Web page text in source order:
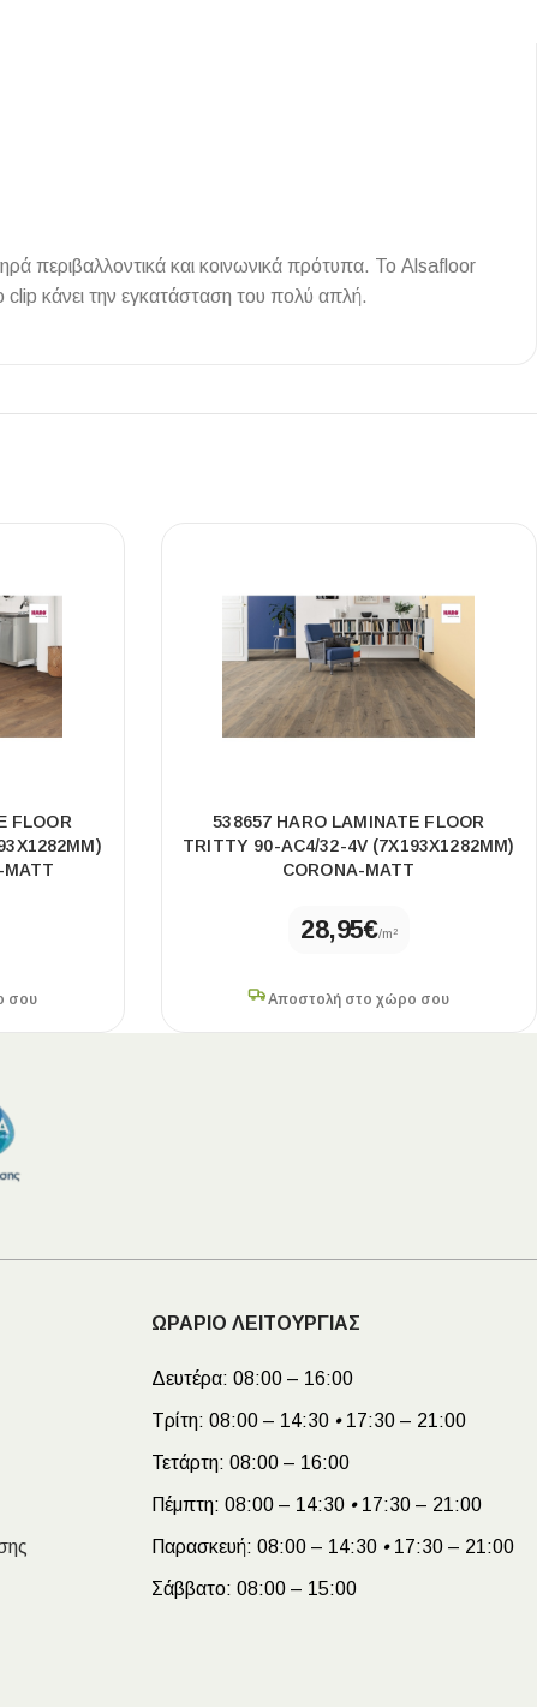
ΠΟΙΟΤΗΤΑ
ματ, μαρμάρινο εφέ, ρεκτιφιέ πλακίδιο πορσελάνης
περιβαλλοντικά και κοινωνικά πρότυπα. Το Alsafloor
κάνει την εγκατάσταση του πολύ απλή.
FLOOR
MATT
σου
538657 HARO LAMINATE FLOOR
TRITTY 90-AC4/32-4V (7X193X1282MM)
CORONA-MATT
28,95€/m²
Αποστολή στο χώρο σου
ΩΡΑΡΙΟ ΛΕΙΤΟΥΡΓΙΑΣ
Δευτέρα: 08:00 – 16:00
Τρίτη: 08:00 – 14:30 •17:30 – 21:00
Τετάρτη: 08:00 – 16:00
Πέμπτη: 08:00 – 14:30 •17:30 – 21:00
Παρασκευή: 08:00 – 14:30 •17:30 – 21:00
Σάββατο: 08:00 – 15:00